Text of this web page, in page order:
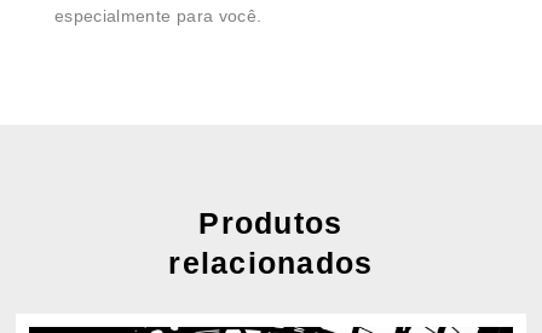
especialmente para você.
Produtos
relacionados